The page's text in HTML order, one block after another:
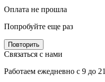
Оплата не прошла
Попробуйте еще раз
Повторить
Связаться с нами
Работаем ежедневно с 9 до 21